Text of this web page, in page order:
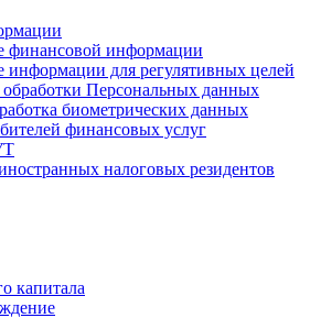
финансовой информации
информации для регулятивных целей
Персональных данных
биометрических данных
финансовых услуг
налоговых резидентов
капитала